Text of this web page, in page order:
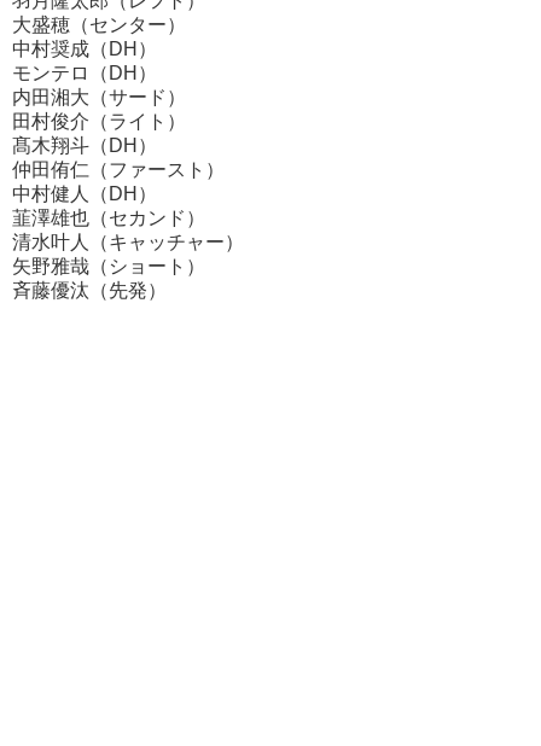
大盛穂（センター）
中村奨成（DH）
モンテロ（DH）
内田湘大（サード）
田村俊介（ライト）
髙木翔斗（DH）
仲田侑仁（ファースト）
中村健人（DH）
韮澤雄也（セカンド）
清水叶人（キャッチャー）
矢野雅哉（ショート）
斉藤優汰（先発）